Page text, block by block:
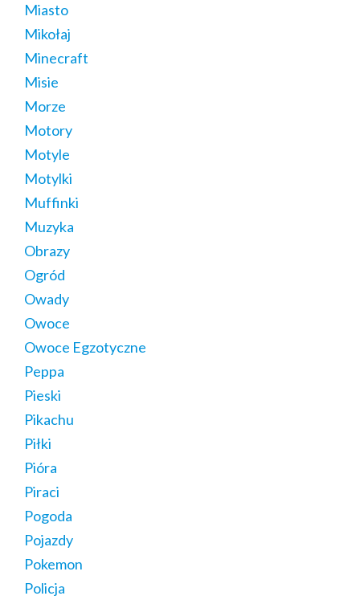
Miasto
Mikołaj
Minecraft
Misie
Morze
Motory
Motyle
Motylki
Muffinki
Muzyka
Obrazy
Ogród
Owady
Owoce
Owoce Egzotyczne
Peppa
Pieski
Pikachu
Piłki
Pióra
Piraci
Pogoda
Pojazdy
Pokemon
Policja